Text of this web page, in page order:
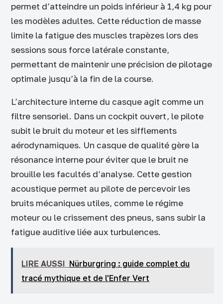
permet d’atteindre un poids inférieur à 1,4 kg pour
les modèles adultes. Cette réduction de masse
limite la fatigue des muscles trapèzes lors des
sessions sous force latérale constante,
permettant de maintenir une précision de pilotage
optimale jusqu’à la fin de la course.
L’architecture interne du casque agit comme un
filtre sensoriel. Dans un cockpit ouvert, le pilote
subit le bruit du moteur et les sifflements
aérodynamiques. Un casque de qualité gère la
résonance interne pour éviter que le bruit ne
brouille les facultés d’analyse. Cette gestion
acoustique permet au pilote de percevoir les
bruits mécaniques utiles, comme le régime
moteur ou le crissement des pneus, sans subir la
fatigue auditive liée aux turbulences.
LIRE AUSSI Nürburgring : guide complet du
tracé mythique et de l'Enfer Vert